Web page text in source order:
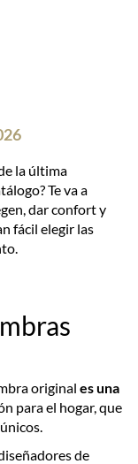
la última
Te va a
dar confort y
fácil elegir las
original es una
para el hogar, que
de